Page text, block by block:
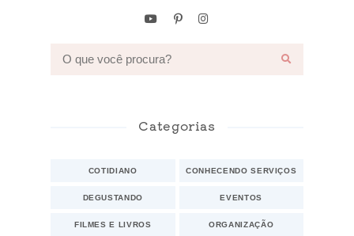
Categorias
COTIDIANO CONHECENDO SERVIÇOS
DEGUSTANDO EVENTOS
FILMES E LIVROS ORGANIZAÇÃO